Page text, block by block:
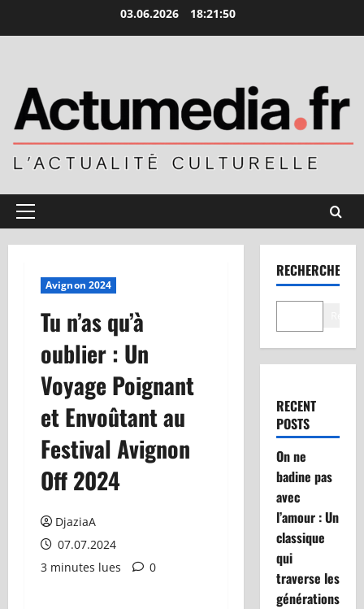
03.06.2026 18:21:51
Menu
Avignon 2024
Tu n’as qu’à
oublier : Un
Voyage Poignant
et Envoûtant au
Festival Avignon
Off 2024
DjaziaA
07.07.2024
3 minutes lues
0
RECHERCHER
RECENT
POSTS
On ne
badine pas
avec
l’amour : Un
classique
qui
traverse les
générations